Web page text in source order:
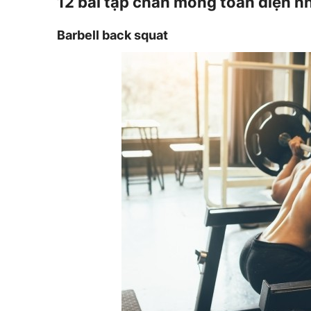
Barbell back squat